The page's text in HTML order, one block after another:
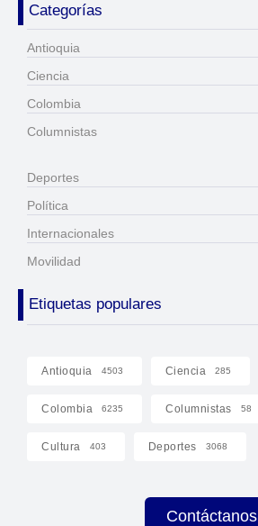
Categorías
Antioquia
Ciencia
Colombia
Columnistas
Deportes
Política
Internacionales
Movilidad
Etiquetas populares
Antioquia 4503 Ciencia 285
Colombia 6235 Columnistas 58
Cultura 403 Deportes 3068
Contáctanos